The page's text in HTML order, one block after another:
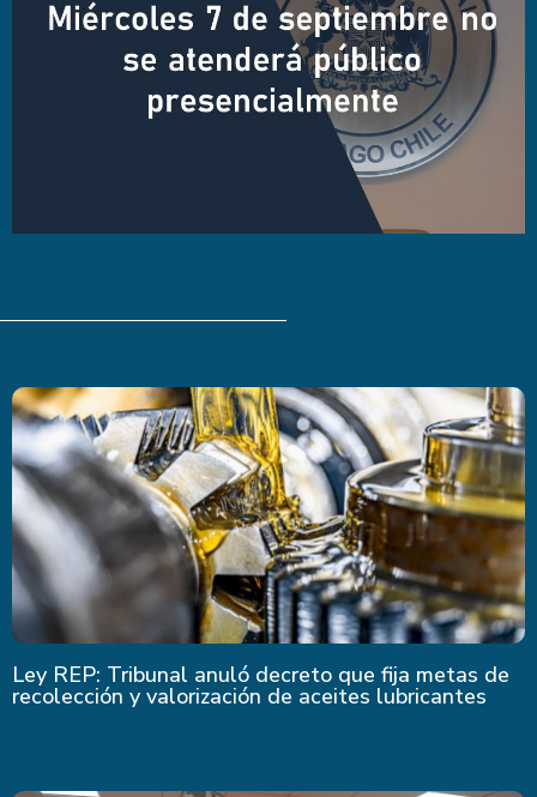
Ley REP: Tribunal anuló decreto que fija metas de
recolección y valorización de aceites lubricantes